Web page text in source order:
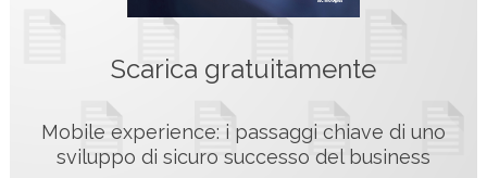
Scarica gratuitamente
Mobile experience: i passaggi chiave di uno
sviluppo di sicuro successo del business